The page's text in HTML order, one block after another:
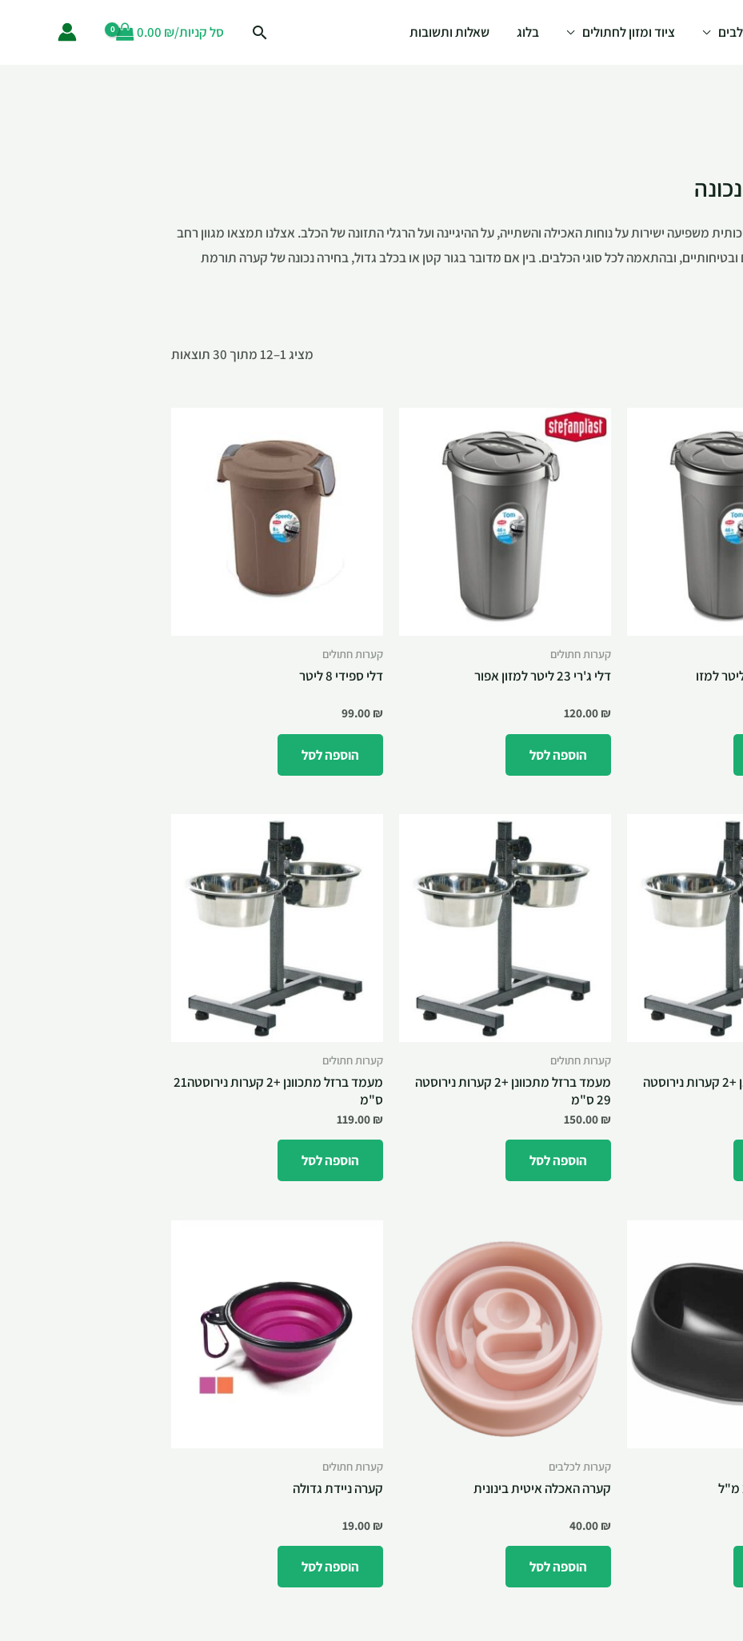
ציוד ומזון לחתולים בלוג שאלות ותשובות סל קניות/ 0.00 ₪
משפיעה ישירות על נוחות האכילה והשתייה, על ההיגיינה ועל הרגלי התזונה של הכלב. אצלנו תמצאו מגוון רחב
ובהתאמה לכל סוגי הכלבים. בין אם מדובר בגור קטן או בכלב גדול, בחירה נכונה של קערה תורמת
מציג 1–12 מתוך 30 תוצאות
קערות חתולים
דלי ג'רי 23 ליטר למזון אפור
120.00 ₪
הוספה לסל
קערות חתולים
דלי ספידי 8 ליטר
99.00 ₪
הוספה לסל
מעמד ברזל מתכוונן +2 קערות נירוסטה
קערות חתולים
מעמד ברזל מתכוונן +2 קערות נירוסטה
29 ס"מ
150.00 ₪
הוספה לסל
קערות חתולים
מעמד ברזל מתכוונן +2 קערות נירוסטה21
ס"מ
119.00 ₪
הוספה לסל
קערות לכלבים
קערה האכלה איטית בינונית
40.00 ₪
הוספה לסל
קערות חתולים
קערה ניידת גדולה
19.00 ₪
הוספה לסל